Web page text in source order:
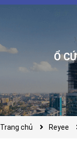
Ổ
Trang chủ Reyee